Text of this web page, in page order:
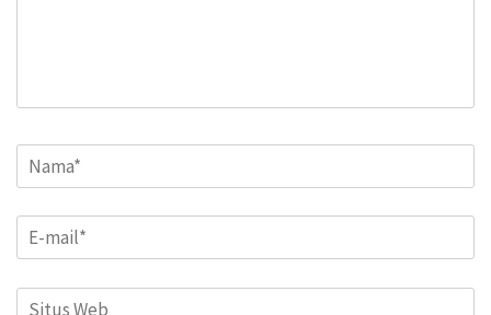
Name*
Email*
Situs